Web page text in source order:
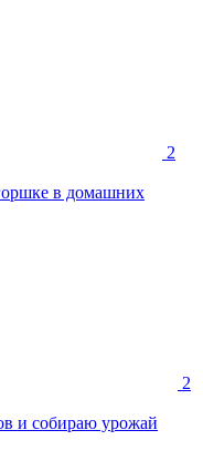
2
в домашних
2
и собираю урожай